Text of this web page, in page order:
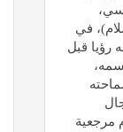
عام 1341 شمسي،
في
رؤيا قبل
مرجعية